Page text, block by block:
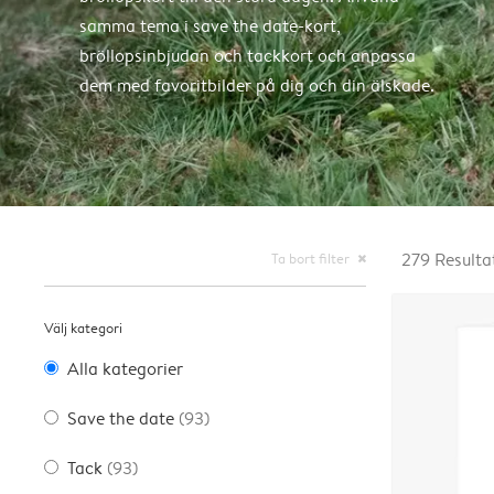
samma tema i save the date-kort,
bröllopsinbjudan och tackkort och anpassa
dem med favoritbilder på dig och din älskade.
Ta bort filter close
Välj kategori
Alla kategorier
Save the date (93)
Tack (93)
279